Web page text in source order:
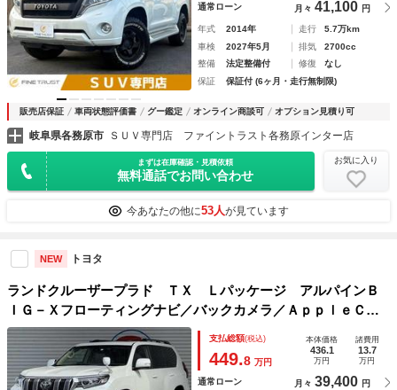
通常ローン 月々 41,100 円
年式 2014年 走行
5.7万km
車検
2027年5月 排気
2700cc
整備
法定整備付 修復
なし
保証
保証付 (6ヶ月・走行無制限)
販売店保証 車両状態評価書 グー鑑定 オンライン商談可 オプション見積り可
岐阜県各務原市 ＳＵＶ専門店 ファイントラスト各務原インター店
まずは在庫確認・見積依頼
無料通話でお問い合わせ
お気に入り
今あなたの他に53人が見ています
NEW トヨタ
ランドクルーザープラド ＴＸ Ｌパッケージ アルパインＢ
ＩＧ－Ｘフローティングナビ／バックカメラ／ＡｐｐｌｅＣａ
ｒＰｌａｙ／サンルーフ／ルーフレール／ＯＰ１９インチアル
ミ／３列シート／デジタルインナーミラー／ベージュレザーシ
ート
支払総額(税込)
449.8 万円
本体価格
436.1
万円
諸費用
13.7
万円
通常ローン 月々 39,400 円